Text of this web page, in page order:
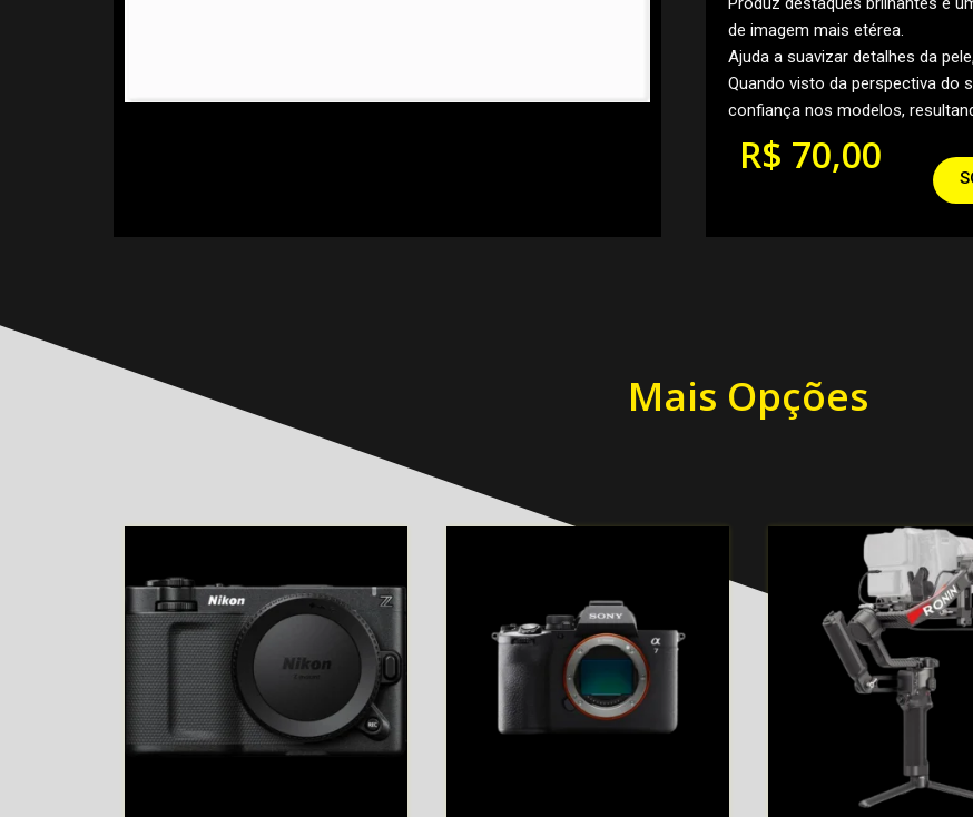
de imagem mais etérea.
Ajuda a suavizar detalhes da
Quando visto da perspectiva do
confiança nos modelos,
R$ 70,00
Mais Opções